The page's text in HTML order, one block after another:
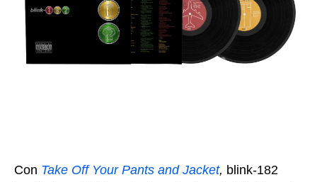
Con Take Off Your Pants and Jacket, blink-182